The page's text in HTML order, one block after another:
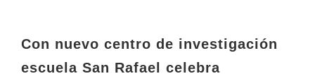
Con nuevo centro de investigación
escuela San Rafael celebra